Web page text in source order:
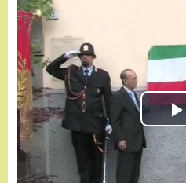
d
n
o
c
a
l